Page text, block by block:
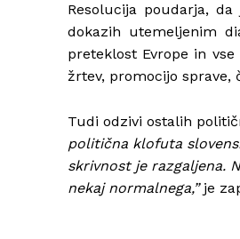
Resolucija poudarja,
dokazih utemeljenim
preteklost Evrope in
žrtev, promocijo sprave,
Tudi odzivi ostalih
politična klofuta
skrivnost je razgaljena.
nekaj normalnega,”je